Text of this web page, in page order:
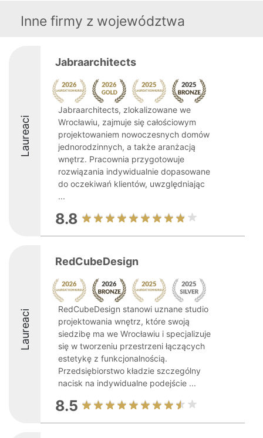
Inne firmy z województwa
Laureaci
Jabraarchitects
Jabraarchitects, zlokalizowane we
Wrocławiu, zajmuje się całościowym
projektowaniem nowoczesnych domów
jednorodzinnych, a także aranżacją
wnętrz. Pracownia przygotowuje
rozwiązania indywidualnie dopasowane
do oczekiwań klientów, uwzględniając
...
8.8
Laureaci
RedCubeDesign
RedCubeDesign stanowi uznane studio
projektowania wnętrz, które swoją
siedzibę ma we Wrocławiu i specjalizuje
się w tworzeniu przestrzeni łączących
estetykę z funkcjonalnością.
Przedsiębiorstwo kładzie szczególny
nacisk na indywidualne podejście ...
8.5